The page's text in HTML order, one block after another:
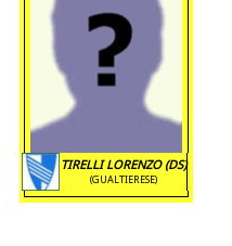
TIRELLI LORENZO (DS)
(GUALTIERESE)